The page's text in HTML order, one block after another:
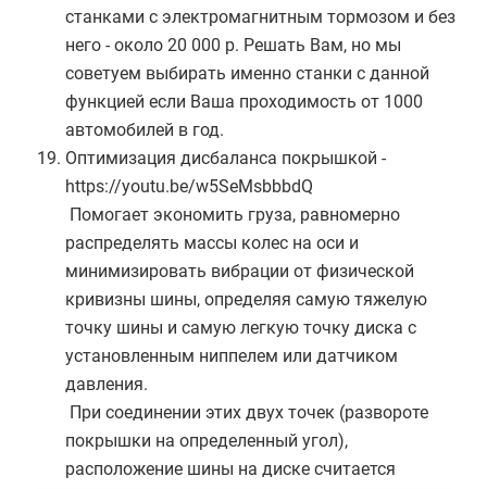
станками с электромагнитным тормозом и без
него - около 20 000 р. Решать Вам, но мы
советуем выбирать именно станки с данной
функцией если Ваша проходимость от 1000
автомобилей в год.
Оптимизация дисбаланса покрышкой -
https://youtu.be/w5SeMsbbbdQ
Помогает экономить груза, равномерно
распределять массы колес на оси и
минимизировать вибрации от физической
кривизны шины, определяя самую тяжелую
точку шины и самую легкую точку диска с
установленным ниппелем или датчиком
давления.
При соединении этих двух точек (развороте
покрышки на определенный угол),
расположение шины на диске считается
письмо на почту